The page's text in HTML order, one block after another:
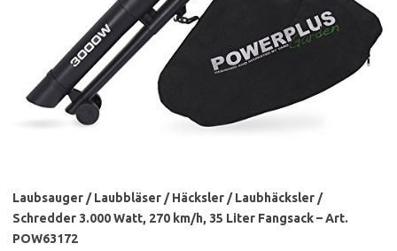
Laubsauger / Laubbläser / Häcksler / Laubhäcksler /
Schredder 3.000 Watt, 270 km/h, 35 Liter Fangsack – Art.
POW63172